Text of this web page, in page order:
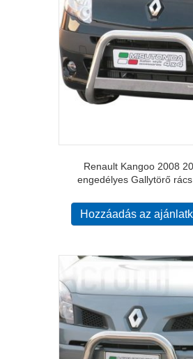
Renault Kangoo 2008
engedélyes Gallytörő
Hozzáadás az